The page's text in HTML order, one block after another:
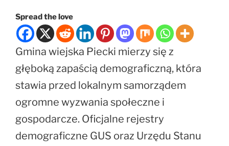
Spread the love
Gmina wiejska Piecki mierzy się z
głęboką zapaścią demograficzną, która
stawia przed lokalnym samorządem
ogromne wyzwania społeczne i
gospodarcze. Oficjalne rejestry
demograficzne GUS oraz Urzędu Stanu